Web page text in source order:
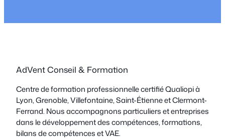
AdVent Conseil & Formation
Centre de formation professionnelle certifié Qualiopi à
Lyon, Grenoble, Villefontaine, Saint-Étienne et Clermont-
Ferrand. Nous accompagnons particuliers et entreprises
dans le développement des compétences, formations,
bilans de compétences et VAE.